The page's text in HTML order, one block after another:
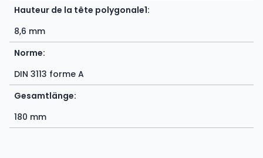
Hauteur de la tête polygonale1:
8,6 mm
Norme:
DIN 3113 forme A
Gesamtlänge:
180 mm